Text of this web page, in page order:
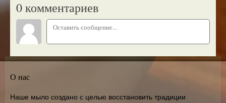
0 комментариев
О нас
Наше мыло создано с целью восстановить традиции